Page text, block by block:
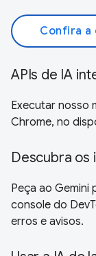
Confira a
APIs de IA
Executar nosso
Chrome, no
Descubra os
Peça ao Gemini
console do
erros e avisos.